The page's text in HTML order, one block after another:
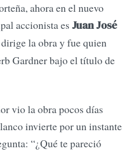
ahora en el nuevo
accionista es Juan José
la obra y fue quien
Gardner bajo el título de
vio la obra pocos días
invierte por un instante
“¿Qué te pareció